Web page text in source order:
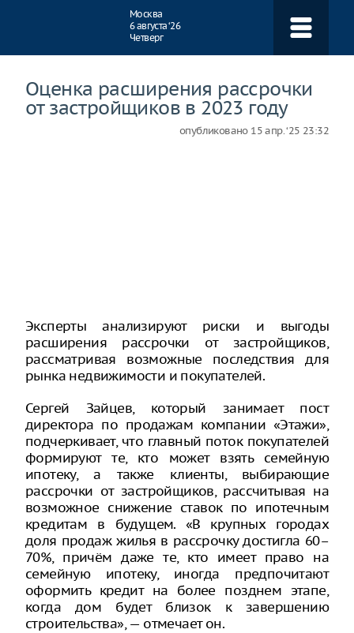
Москва
6 августа ‘26
Четверг
Оценка расширения рассрочки
от застройщиков в 2023 году
опубликовано 15 апр. ‘25 23:32
Эксперты анализируют риски и выгоды
расширения рассрочки от застройщиков,
рассматривая возможные последствия для
рынка недвижимости и покупателей.
Сергей Зайцев, который занимает пост
директора по продажам компании «Этажи»,
подчеркивает, что главный поток покупателей
формируют те, кто может взять семейную
ипотеку, а также клиенты, выбирающие
рассрочки от застройщиков, рассчитывая на
возможное снижение ставок по ипотечным
кредитам в будущем. «В крупных городах
доля продаж жилья в рассрочку достигла 60–
70%, причём даже те, кто имеет право на
семейную ипотеку, иногда предпочитают
оформить кредит на более позднем этапе,
когда дом будет близок к завершению
строительства», — отмечает он.